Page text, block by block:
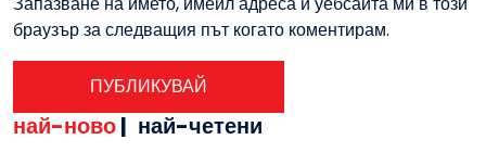
браузър за следващия път когато коментирам.
най-ново| най-четени